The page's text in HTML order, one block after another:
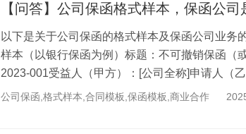
【问答】公司保函格式样本，保函公司
以下是关于公司保函的格式样本及保函公司业务
样本（以银行保函为例）标题：不可撤销保函（
2023-001受益人（甲方）：[公司全称]申请人（
行）：[公司全称]正文内容：担保事项：明确担保
公司保函,格式样本,合同模板,保函模板,商业合作